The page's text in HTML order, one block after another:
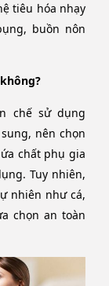
tiêu hóa nhạy
buồn nôn
chế sử dụng
nên chọn
chất phụ gia
Tuy nhiên,
nhiên như cá,
chọn an toàn